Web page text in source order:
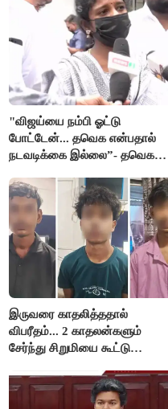
"விஜய்யை நம்பி ஓட்டு
போட்டேன்... தவெக என்பதால்
நடவடிக்கை இல்லை”- தவெக
கதறல்
இருவரை காதலித்ததால்
விபரீதம்... 2 காதலன்களும்
சேர்ந்து சிறுமியை கூட்டு
செய்த கொடூரம்